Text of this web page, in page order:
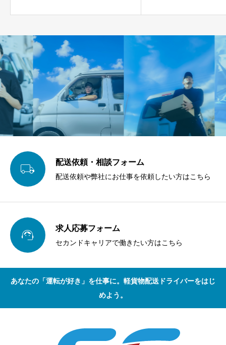
合や、イベント業者が機材を即
時配送したい場合など、業種ご
との特有の要望にも対応可能で
す。単発での配送依頼にも対応
し、突発的な物流需要にも迅速
に応じます。
に対応し、安定した
支援することで、企
務の継続性を確保し
ドライバー、ルート
バー、スポット便ド
ど、業務内容に応じ
材を提供いたします
 配送依頼・相談フォーム
配送依頼や弊社にお仕事を依頼したい方はこちら
 求人応募フォーム
セカンドキャリアで働きたい方はこちら
あなたの「運転が好き」を仕事に。軽貨物配送ドライバーをはじ
めよう。